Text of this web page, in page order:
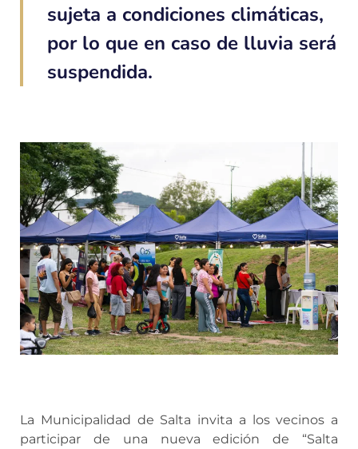
sujeta a condiciones climáticas,
por lo que en caso de lluvia será
suspendida.
La Municipalidad de Salta invita a los vecinos a
participar de una nueva edición de “Salta